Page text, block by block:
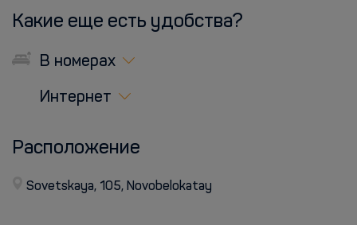
Какие еще есть удобства?
В номерах
Интернет
Расположение
Sovetskaya, 105, Novobelokatay